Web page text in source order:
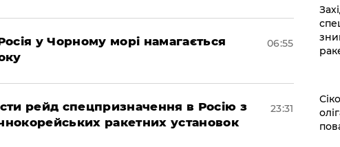
у Чорному морі намагається
06:55
рейд спецпризначення в Росію з
ракетних установок
23:31